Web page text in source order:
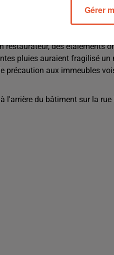
que les habitants des
en attendant le soutien de la
restaurateur, des étaiements
pluies auraient fragilisé
précaution aux immeubles
l'arrière du bâtiment sur la
Gérer